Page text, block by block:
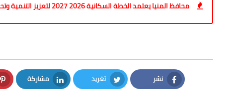
محافظ المنيا يعتمد الخطة السكانية 2026 2027 لتعزيز التنمية وتحسين جودة الحياة
نشر
Facebook
تغريد
Twitter
مشاركة
LinkedIn